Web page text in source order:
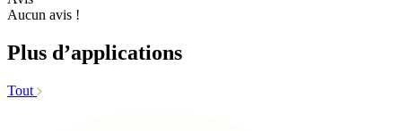
Aucun avis !
Plus d’applications
Tout